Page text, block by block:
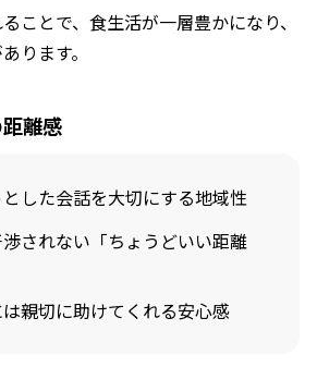
ことで、食生活が一層豊かになり、
ります。
離感
した会話を大切にする地域性
されない「ちょうどいい距離
親切に助けてくれる安心感